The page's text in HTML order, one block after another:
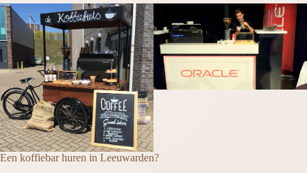
Een koffiebar huren in Leeuwarden?